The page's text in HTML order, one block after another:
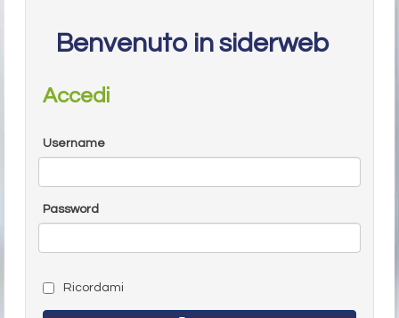
Benvenuto in siderweb
Accedi
Username
Password
Ricordami